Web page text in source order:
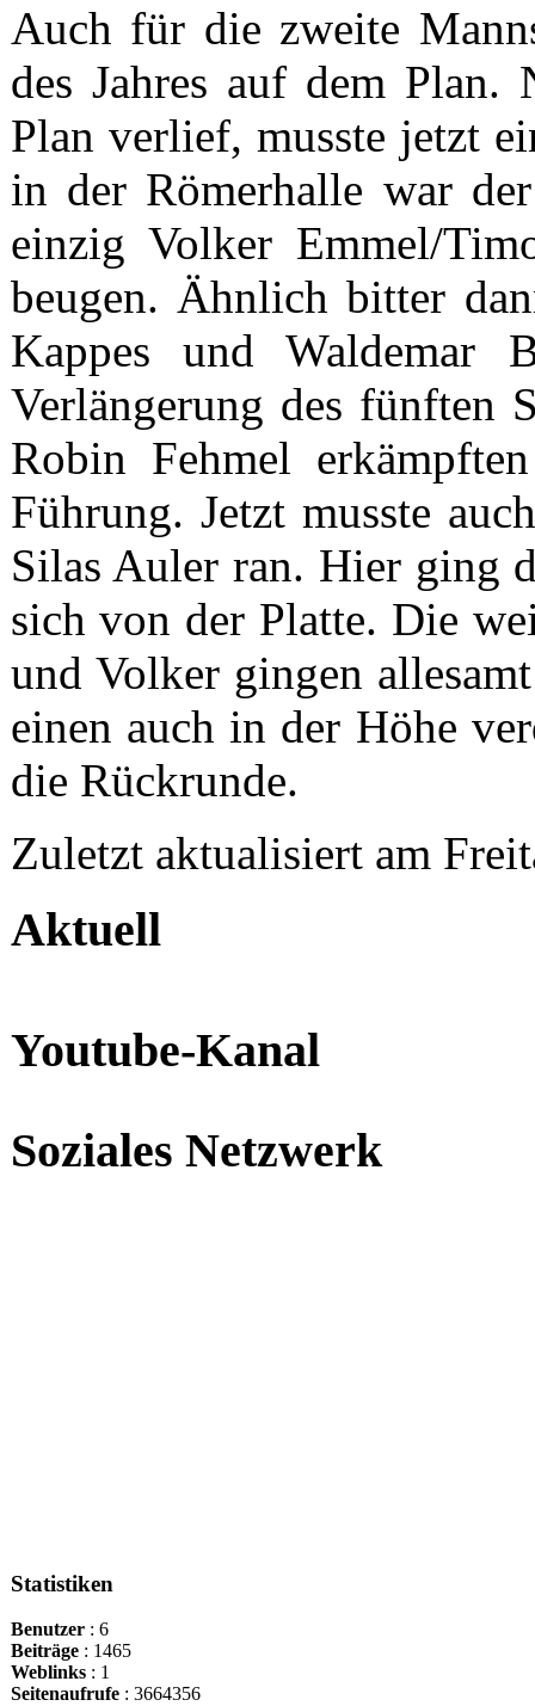
Auch für die zweite
des Jahres auf dem Plan.
Plan verlief, musste jetzt
in der Römerhalle war
einzig Volker Emmel/
beugen. Ähnlich bitter
Kappes und
Verlängerung des fünften
Robin Fehmel
Führung. Jetzt musste
Silas Auler ran. Hier ging
sich von der Platte. Die
und Volker gingen
einen auch in der Höhe
die Rückrunde.
Zuletzt aktualisiert am
Aktuell
Youtube-Kanal
Soziales Netzwerk
Statistiken
Benutzer: 6
Beiträge: 1465
Weblinks: 1
Seitenaufrufe: 3664356